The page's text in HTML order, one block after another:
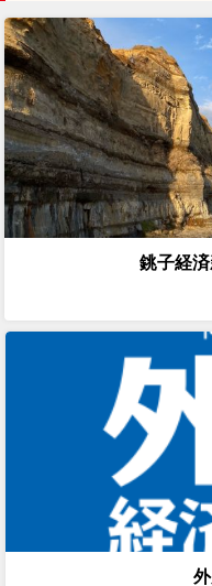
銚子経